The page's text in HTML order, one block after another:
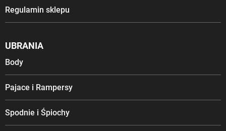
Regulamin sklepu
UBRANIA
Body
Pajace i Rampersy
Spodnie i Śpiochy